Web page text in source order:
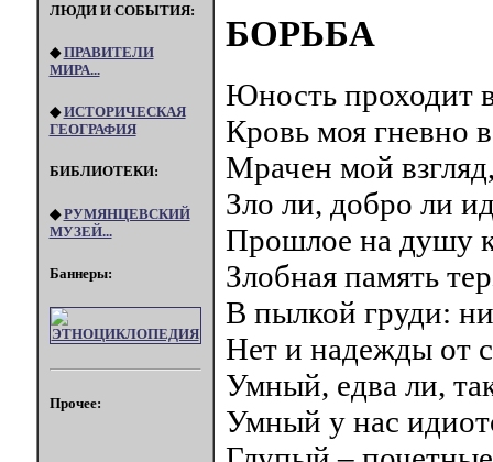
ЛЮДИ И СОБЫТИЯ:
◆ПРАВИТЕЛИ
МИРА...
◆ИСТОРИЧЕСКАЯ
ГЕОГРАФИЯ
БИБЛИОТЕКИ:
◆РУМЯНЦЕВСКИЙ
МУЗЕЙ...
Баннеры:
Прочее:
БОРЬБА
Юность проходит
Кровь моя гневно
Мрачен мой
Зло ли, добро ли
Прошлое на душу
Злобная память
В пылкой груди:
Нет и надежды от
Умный, едва ли,
Умный у нас